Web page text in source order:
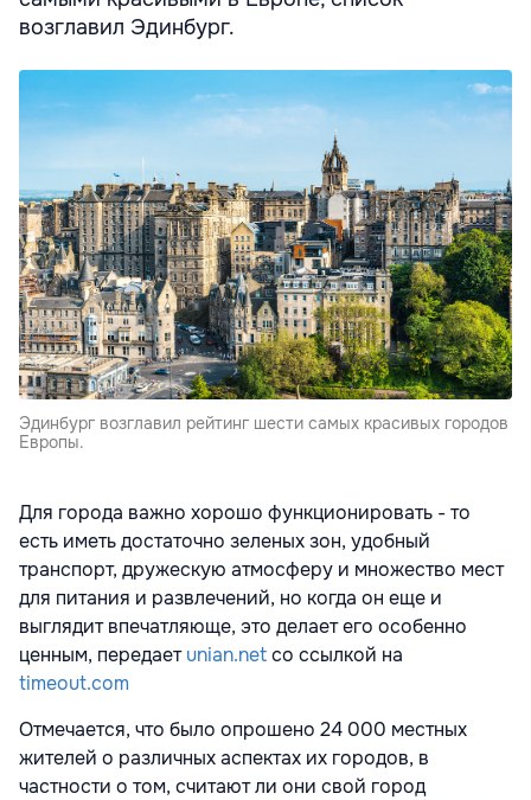
возглавил Эдинбург.
Эдинбург возглавил рейтинг шести самых красивых городов
Европы.
Для города важно хорошо функционировать - то
есть иметь достаточно зеленых зон, удобный
транспорт, дружескую атмосферу и множество мест
для питания и развлечений, но когда он еще и
выглядит впечатляюще, это делает его особенно
ценным, передаетunian.netсо ссылкой на
timeout.com
Отмечается, что было опрошено 24 000 местных
жителей о различных аспектах их городов, в
частности о том, считают ли они свой город